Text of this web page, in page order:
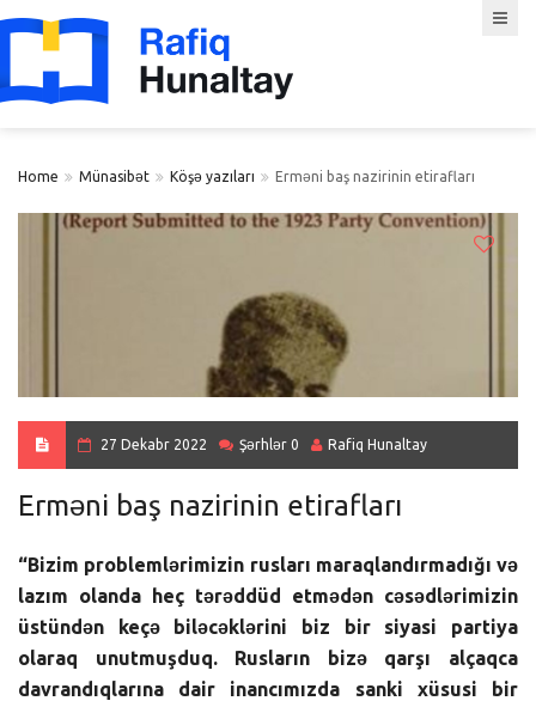
Home Münasibət Köşə yazıları Erməni baş nazirinin etirafları
27 Dekabr 2022 Şərhlər 0 Rafiq Hunaltay
Erməni baş nazirinin etirafları
“Bizim problemlərimizin rusları maraqlandırmadığı və
lazım olanda heç tərəddüd etmədən cəsədlərimizin
üstündən keçə biləcəklərini biz bir siyasi partiya
olaraq unutmuşduq. Rusların bizə qarşı alçaqca
davrandıqlarına dair inancımızda sanki xüsusi bir